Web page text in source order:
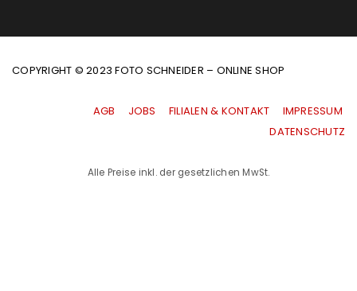
COPYRIGHT © 2023 FOTO SCHNEIDER – ONLINE SHOP
AGB JOBS FILIALEN & KONTAKT
IMPRESSUM
|DATENSCHUTZ
Alle Preise inkl. der gesetzlichen MwSt.